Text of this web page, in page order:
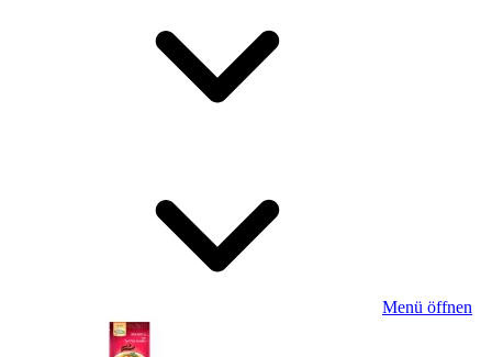
Menü öffnen